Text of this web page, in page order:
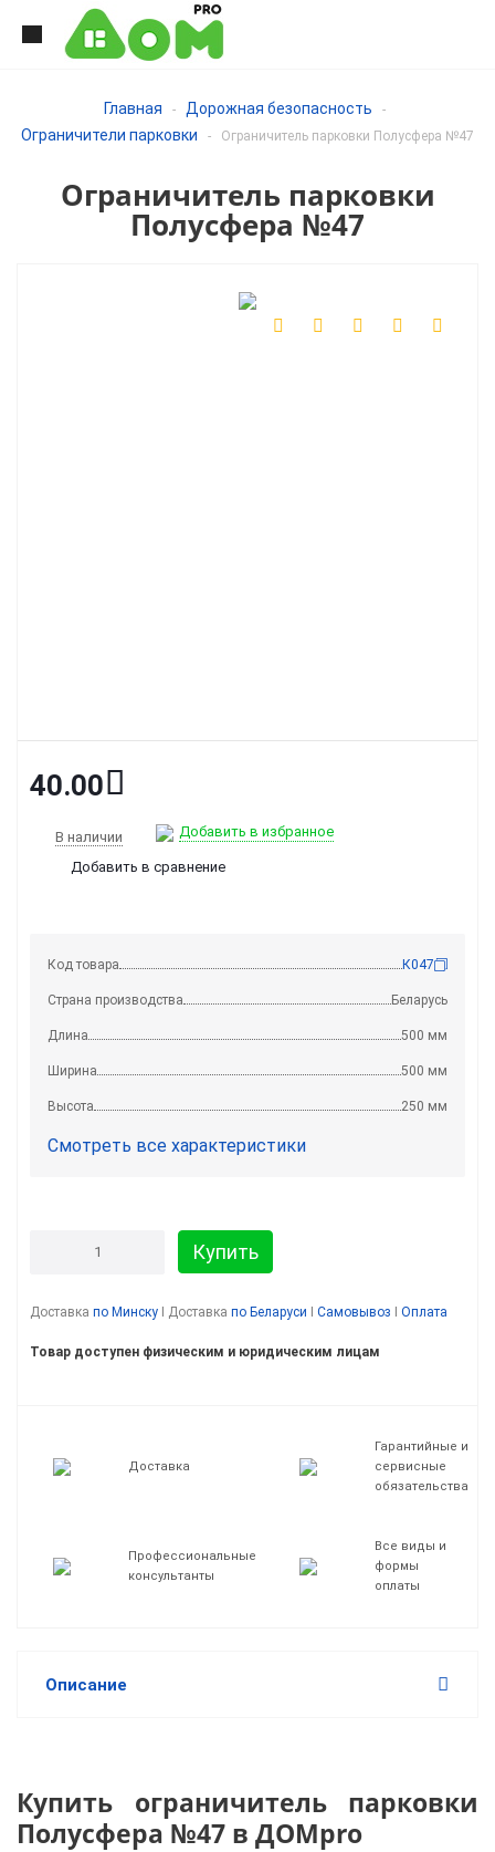
Главная - Дорожная безопасность -
Ограничители парковки - Ограничитель парковки Полусфера №47
Ограничитель парковки
Полусфера №47
40.00
В наличии Добавить в избранное
Добавить в сравнение
Код товара К047
Страна производства Беларусь
Длина 500 мм
Ширина 500 мм
Высота 250 мм
Смотреть все характеристики
Купить
Доставка по Минску I Доставка по Беларуси I Самовывоз I Оплата
Товар доступен физическим и юридическим лицам
Доставка
Гарантийные и
сервисные
обязательства
Профессиональные
консультанты
Все виды и
формы
оплаты
Описание
Купить ограничитель парковки
Полусфера №47 в ДОМpro